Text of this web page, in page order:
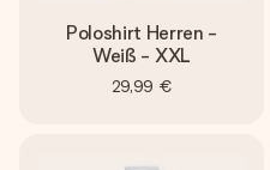
Poloshirt Herren -
Weiß - XXL
29,99 €